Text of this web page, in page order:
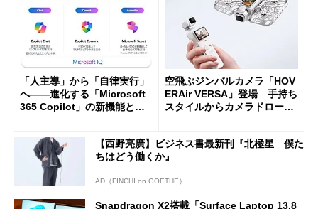
「人主導」から「自律実行」
へ――進化する「Microsoft
365 Copilot」の新機能とエ
空飛ぶジンバルカメラ「HOV
ERAir VERSA」登場 手持ち
スタイルからカメラドローン
【西野亮廣】ビジネス書最新刊『北極星 僕た
ちはどう働くか』
AD（FINCHI on GOETHE）
Snapdragon X2搭載「Surface Laptop 13.8